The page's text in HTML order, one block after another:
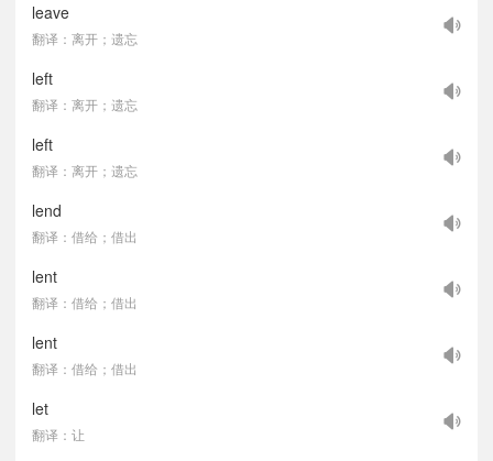
leave
翻译：离开；遗忘
left
翻译：离开；遗忘
left
翻译：离开；遗忘
lend
翻译：借给；借出
lent
翻译：借给；借出
lent
翻译：借给；借出
let
翻译：让